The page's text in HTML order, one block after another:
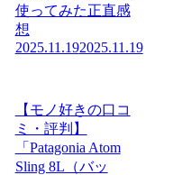
使ってみた正直感
想
2025.11.192025.11.19
【モノ好きの口コ
ミ・評判】
「Patagonia Atom
Sling 8L（バッ